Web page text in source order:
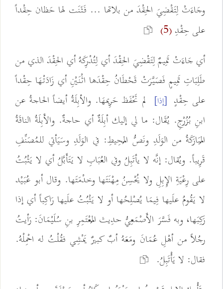
وجَاءَتْ لِتَقْضِيَ الحِقْدَ من بلاتها ... فَثَنَت لها حَظان حِقْداً
على حِقْدِ(5)
أي جَاءَتْ تَمِيمٌ لِتَقْضِيَ الحِقْدَ أي لِتُدْرِكَهُ أي الحِقْدَ الذي من
طَلِبَاتِ تَمِيمٍ فَصَيَّرَتْ قَحْطَانُ حِقْدَها اثْنَيْنِ أي زَادَتْهَا حِقْداً
على حِقْدٍ [إذا] لم تَحْفَظ حَرِيمهَا. والأبِلَةُ أيضاً الحاجةُ عن
ابنِ بُزُرْجِ. يُقَال: ما لي إليك أبِلَةٌ أي حاجةٌ. والأَبِلَةُ الناقَةُ
المُبَارَكَةُ من الوَلَدِ ونَصُّ المُحِيطِ: في الوَلَدِ وسَيَأتي للمُصَنِّفِ
قَرِيباً. ويُقال: إنَّه لا يأتَبِلُ وفي العُبَابِ لا يَتَأَبَّلُ أي لا يَثْبُتُ
على رِعْيَةِ الإِبِلِ ولا يُحْسِنُ مِهْنَتَها وخدْمَتَها. وقال أبو عُبَيْد
لا يَقُومُ علَيها فِيمَا يُصْلِحُها أو لا يَثْبُتُ علَيها رَاكِباً أي إذا
رَكِبَها، وبه فَسَّرَ الأَصْمَعِيُّ حدِيث المُعْتَمِرِ بنِ سُلَيْمَانَ: رَأيتُ
رجُلاً من أهْلِ عُمَانَ ومَعَهُ أبٌ كبيرٌ يَمْشِي فقُلْتُ له احْمِلْهُ.
فقال: لا يَأْتَبِلُ.